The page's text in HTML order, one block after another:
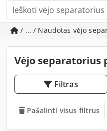
/ ... / Naudotas vėjo
Vėjo
Filtras
Pašalinti visus filtrus